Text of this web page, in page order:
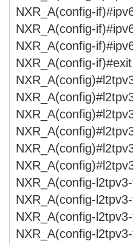
NXR_A(config-
NXR_A(config-
NXR_A(config-
NXR_A(config-if)#exit
NXR_A(config-
NXR_A(config-
NXR_A(config-
NXR_A(config-